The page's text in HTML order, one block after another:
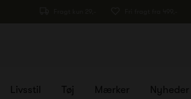
Livsstil Tøj Mærker Nyheder